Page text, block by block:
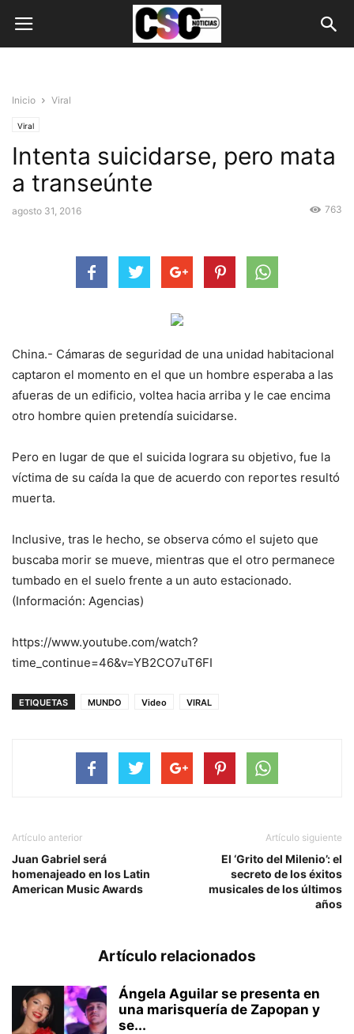
Inicio Viral
Viral
Intenta suicidarse, pero mata
a transeúnte
agosto 31, 2016 763
China.- Cámaras de seguridad de una unidad habitacional
captaron el momento en el que un hombre esperaba a las
afueras de un edificio, voltea hacia arriba y le cae encima
otro hombre quien pretendía suicidarse.
Pero en lugar de que el suicida lograra su objetivo, fue la
víctima de su caída la que de acuerdo con reportes resultó
muerta.
Inclusive, tras le hecho, se observa cómo el sujeto que
buscaba morir se mueve, mientras que el otro permanece
tumbado en el suelo frente a un auto estacionado.
(Información: Agencias)
https://www.youtube.com/watch?
time_continue=46&v=YB2CO7uT6FI
ETIQUETAS MUNDO Video VIRAL
Artículo anterior
Juan Gabriel será
homenajeado en los Latin
American Music Awards
Artículo siguiente
El ‘Grito del Milenio’: el
secreto de los éxitos
musicales de los últimos
años
Artículo relacionados
Ángela Aguilar se presenta en
una marisquería de Zapopan y
se...